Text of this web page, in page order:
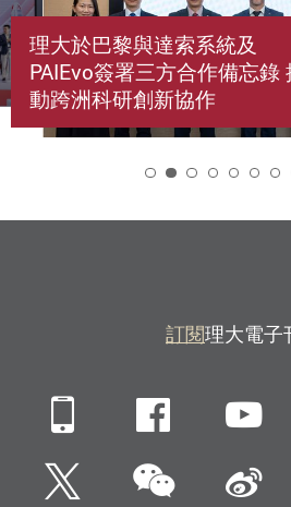
理大於巴黎與達索系統及
PAIEvo簽署三方合作備忘錄
動跨洲科研創新協作
訂閱理大電子
Mobile
Twitter微信